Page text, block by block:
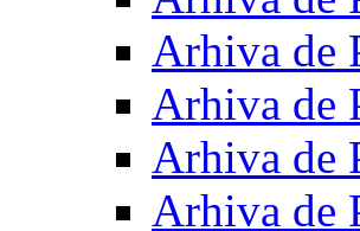
Arhiva de
Arhiva de
Arhiva de
Arhiva de